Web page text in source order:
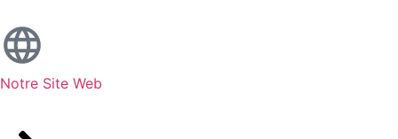
Notre Site Web